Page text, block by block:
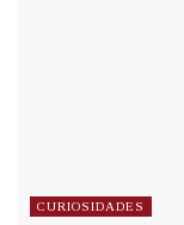
CURIOSIDADES